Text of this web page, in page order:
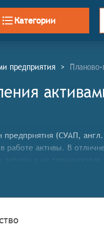
Категории
предприятия >
(СУАП,
работе активы. В
активы и их
Соваре
сложных современных